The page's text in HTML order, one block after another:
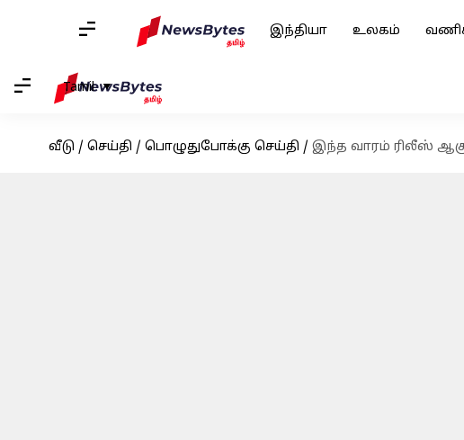
இந்தியா உலகம்
Tamil
வீடு / செய்தி / பொழுதுபோக்கு செய்தி / இந்த வாரம் ரிலீஸ்